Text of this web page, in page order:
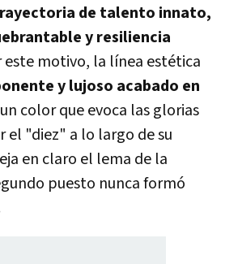
de talento innato,
y resiliencia
este motivo, la línea estética
y lujoso acabado en
un color que evoca las glorias
el "diez" a lo largo de su
en claro el lema de la
puesto nunca formó